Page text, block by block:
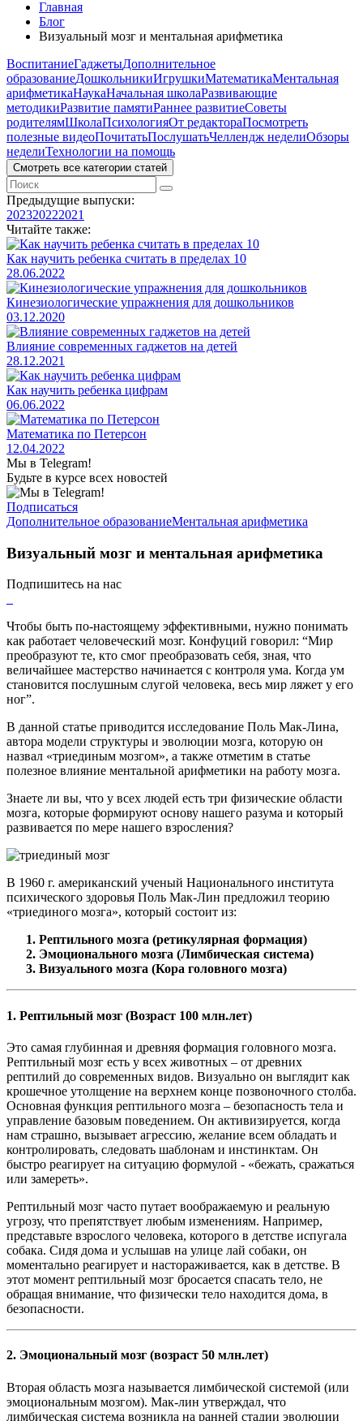
Главная
Блог
Визуальный мозг и ментальная арифметика
ВоспитаниеГаджетыДополнительное
образованиеДошкольникиИгрушкиМатематикаМентальная
арифметикаНаукаНачальная школаРазвивающие
методикиРазвитие памятиРаннее развитиеСоветы
родителямШколаПсихологияОт редактораПосмотреть
полезные видеоПочитатьПослушатьЧеллендж неделиОбзоры
неделиТехнологии на помощь
Смотреть все категории статей
Предыдущие выпуски:
202320222021
Читайте также:
Как научить ребенка считать в пределах 10
28.06.2022
Кинезиологические упражнения для дошкольников
03.12.2020
Влияние современных гаджетов на детей
28.12.2021
Как научить ребенка цифрам
06.06.2022
Математика по Петерсон
12.04.2022
Мы в Telegram!
Будьте в курсе всех новостей
Подписаться
Дополнительное образованиеМентальная арифметика
Визуальный мозг и ментальная арифметика
Подпишитесь на нас
Чтобы быть по-настоящему эффективными, нужно понимать
как работает человеческий мозг. Конфуций говорил: “Мир
преобразуют те, кто смог преобразовать себя, зная, что
величайшее мастерство начинается с контроля ума. Когда ум
становится послушным слугой человека, весь мир ляжет у его
ног”.
В данной статье приводится исследование Поль Мак-Лина,
автора модели структуры и эволюции мозга, которую он
назвал «триединым мозгом», а также отметим в статье
полезное влияние ментальной арифметики на работу мозга.
Знаете ли вы, что у всех людей есть три физические области
мозга, которые формируют основу нашего разума и который
развивается по мере нашего взросления?
В 1960 г. американский ученый Национального института
психического здоровья Поль Мак-Лин предложил теорию
«триединого мозга», который состоит из:
Рептильного мозга (ретикулярная формация)
Эмоционального мозга (Лимбическая система)
Визуального мозга (Кора головного мозга)
1. Рептильный мозг (Возраст 100 млн.лет)
Это самая глубинная и древняя формация головного мозга.
Рептильный мозг есть у всех животных – от древних
рептилий до современных видов. Визуально он выглядит как
крошечное утолщение на верхнем конце позвоночного столба.
Основная функция рептильного мозга – безопасность тела и
управление базовым поведением. Он активизируется, когда
нам страшно, вызывает агрессию, желание всем обладать и
контролировать, следовать шаблонам и инстинктам. Он
быстро реагирует на ситуацию формулой - «бежать, сражаться
или замереть».
Рептильный мозг часто путает воображаемую и реальную
угрозу, что препятствует любым изменениям. Например,
представьте взрослого человека, которого в детстве испугала
собака. Сидя дома и услышав на улице лай собаки, он
моментально реагирует и настораживается, как в детстве. В
этот момент рептильный мозг бросается спасать тело, не
обращая внимание, что физически тело находится дома, в
безопасности.
2. Эмоциональный мозг (возраст 50 млн.лет)
Вторая область мозга называется лимбической системой (или
эмоциональным мозгом). Мак-лин утверждал, что
лимбическая система возникла на ранней стадии эволюции